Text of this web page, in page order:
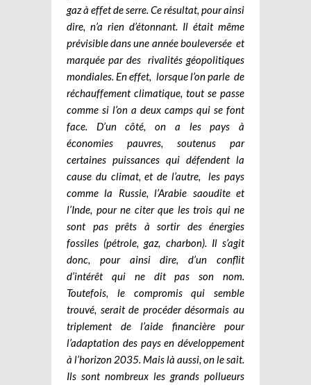
gaz à effet de serre. Ce résultat, pour ainsi
dire, n’a rien d’étonnant. Il était même
prévisible dans une année bouleversée et
marquée par des rivalités géopolitiques
mondiales. En effet, lorsque l’on parle de
réchauffement climatique, tout se passe
comme si l’on a deux camps qui se font
face. D’un côté, on a les pays à
économies pauvres, soutenus par
certaines puissances qui défendent la
cause du climat, et de l’autre, les pays
comme la Russie, l’Arabie saoudite et
l’Inde, pour ne citer que les trois qui ne
sont pas prêts à sortir des énergies
fossiles (pétrole, gaz, charbon). Il s’agit
donc, pour ainsi dire, d’un conflit
d’intérêt qui ne dit pas son nom.
Toutefois, le compromis qui semble
trouvé, serait de procéder désormais au
triplement de l’aide financière pour
l’adaptation des pays en développement
à l’horizon 2035. Mais là aussi, on le sait.
Ils sont nombreux les grands pollueurs